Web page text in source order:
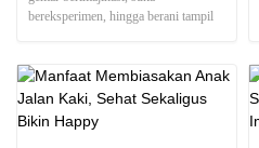
bereksperimen, hingga berani tampil